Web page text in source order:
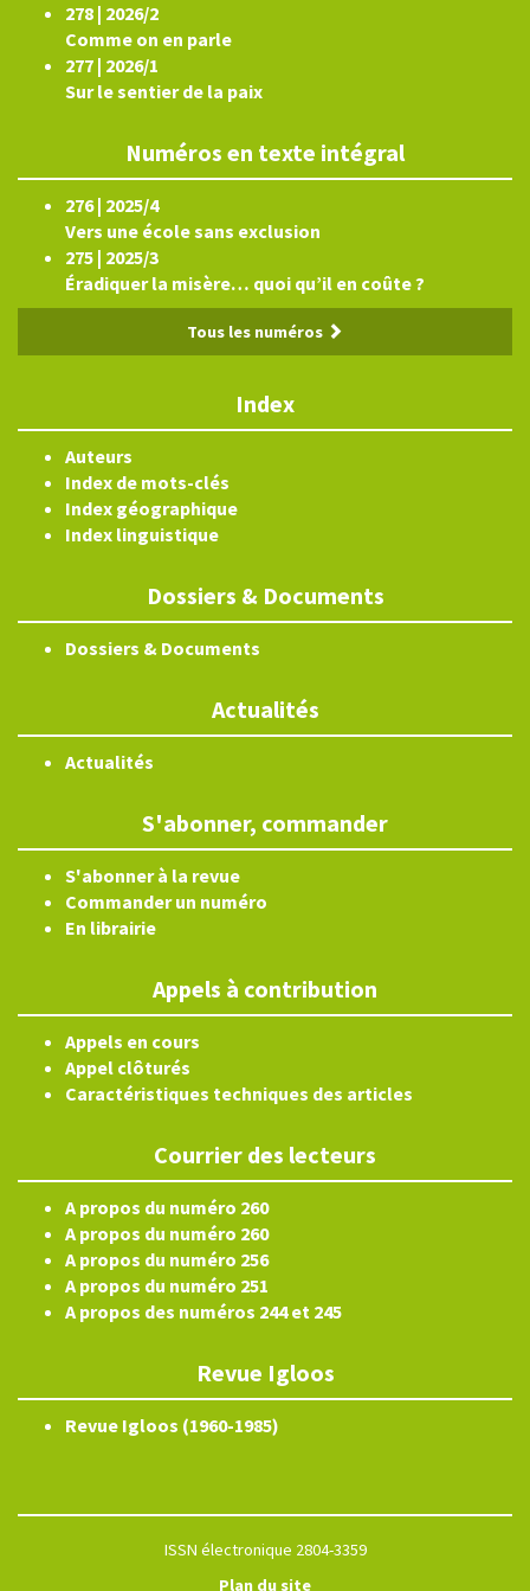
278 | 2026/2
Comme on en parle
277 | 2026/1
Sur le sentier de la paix
Numéros en texte intégral
276 | 2025/4
Vers une école sans exclusion
275 | 2025/3
Éradiquer la misère… quoi qu’il en coûte ?
Tous les numéros
Index
Auteurs
Index de mots-clés
Index géographique
Index linguistique
Dossiers & Documents
Dossiers & Documents
Actualités
Actualités
S'abonner, commander
S'abonner à la revue
Commander un numéro
En librairie
Appels à contribution
Appels en cours
Appel clôturés
Caractéristiques techniques des articles
Courrier des lecteurs
A propos du numéro 260
A propos du numéro 260
A propos du numéro 256
A propos du numéro 251
A propos des numéros 244 et 245
Revue Igloos
Revue Igloos (1960-1985)
ISSN électronique 2804-3359
Plan du site